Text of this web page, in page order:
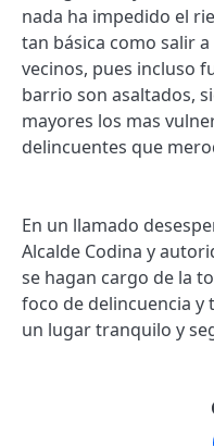
nada ha impedido el
tan básica como salir
vecinos, pues incluso
barrio son asaltados,
mayores los mas
delincuentes que
En un llamado
Alcalde Codina y
se hagan cargo de la
foco de delincuencia y
un lugar tranquilo y